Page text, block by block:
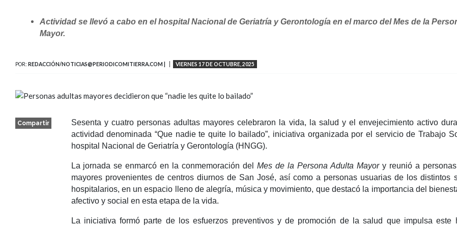
Actividad se llevó a cabo en el hospital Nacional de Geriatría y Gerontología en el marco del Mes de la
Mayor.
POR: REDACCIÓN/NOTICIAS@PERIODICOMITIERRA.COM | VIERNES 17 DE OCTUBRE, 2025
Compartir
Sesenta y cuatro personas adultas mayores celebraron la vida, la salud y el envejecimiento activo
actividad denominada “Que nadie te quite lo bailado”, iniciativa organizada por el servicio de Trabajo
hospital Nacional de Geriatría y Gerontología (HNGG).
La jornada se enmarcó en la conmemoración delMes de la Persona Adulta Mayory reunió a
mayores provenientes de centros diurnos de San José, así como a personas usuarias de los distintos
hospitalarios, en un espacio lleno de alegría, música y movimiento, que destacó la importancia del
afectivo y social en esta etapa de la vida.
La iniciativa formó parte de los esfuerzos preventivos y de promoción de la salud que impulsa este